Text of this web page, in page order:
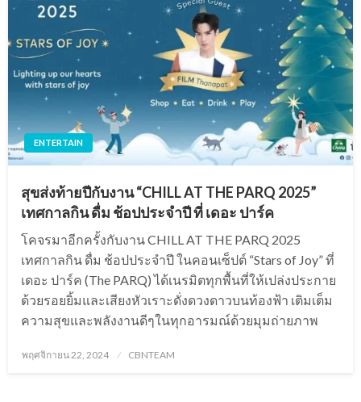
ENTERTAIN
สุขส่งท้ายปีกับงาน “CHILL AT THE PARQ 2025”
เทศกาลกิน ดื่ม ช้อปประจำปี ที่ เดอะ ปาร์ค
โคจรมาอีกครั้งกับงาน CHILL AT THE PARQ 2025
เทศกาลกิน ดื่ม ช้อปประจำปี ในคอนเซ็ปต์ “Stars of Joy” ที่
เดอะ ปาร์ค (The PARQ) ได้เนรมิตทุกพื้นที่ให้เปล่งประกาย
ด้วยรอยยิ้มและเสียงหัวเราะดั่งดวงดาวบนท้องฟ้า เติมเต็ม
ความสุขและพลังงานดีๆในทุกอารมณ์ด้วยมุมถ่ายภาพ
Posted
พฤศจิกายน 22, 2024 CBNTEAM